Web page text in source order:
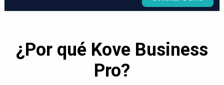
¿Por qué Kove Business
Pro?